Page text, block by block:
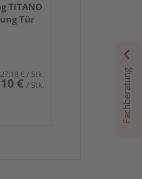
TITANO
Tür
€/ Stk.
€ / Stk. Fachberatung